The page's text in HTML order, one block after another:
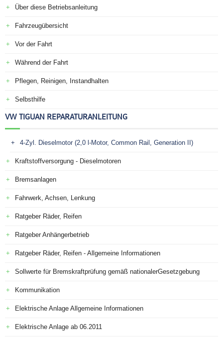
Über diese Betriebsanleitung
Fahrzeugübersicht
Vor der Fahrt
Während der Fahrt
Pflegen, Reinigen, Instandhalten
Selbsthilfe
VW TIGUAN REPARATURANLEITUNG
4-Zyl. Dieselmotor (2,0 l-Motor, Common Rail, Generation II)
Kraftstoffversorgung - Dieselmotoren
Bremsanlagen
Fahrwerk, Achsen, Lenkung
Ratgeber Räder, Reifen
Ratgeber Anhängerbetrieb
Ratgeber Räder, Reifen - Allgemeine Informationen
Sollwerte für Bremskraftprüfung gemäß nationalerGesetzgebung
Kommunikation
Elektrische Anlage Allgemeine Informationen
Elektrische Anlage ab 06.2011